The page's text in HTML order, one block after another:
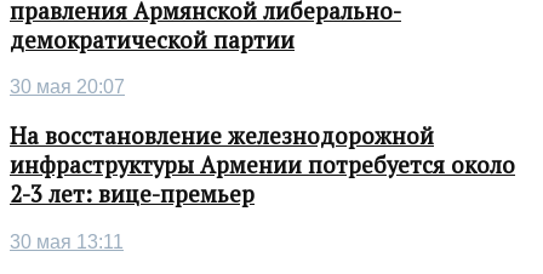
правления Армянской либерально-
демократической партии
30 мая 20:07
На восстановление железнодорожной
инфраструктуры Армении потребуется около
2-3 лет: вице-премьер
30 мая 13:11